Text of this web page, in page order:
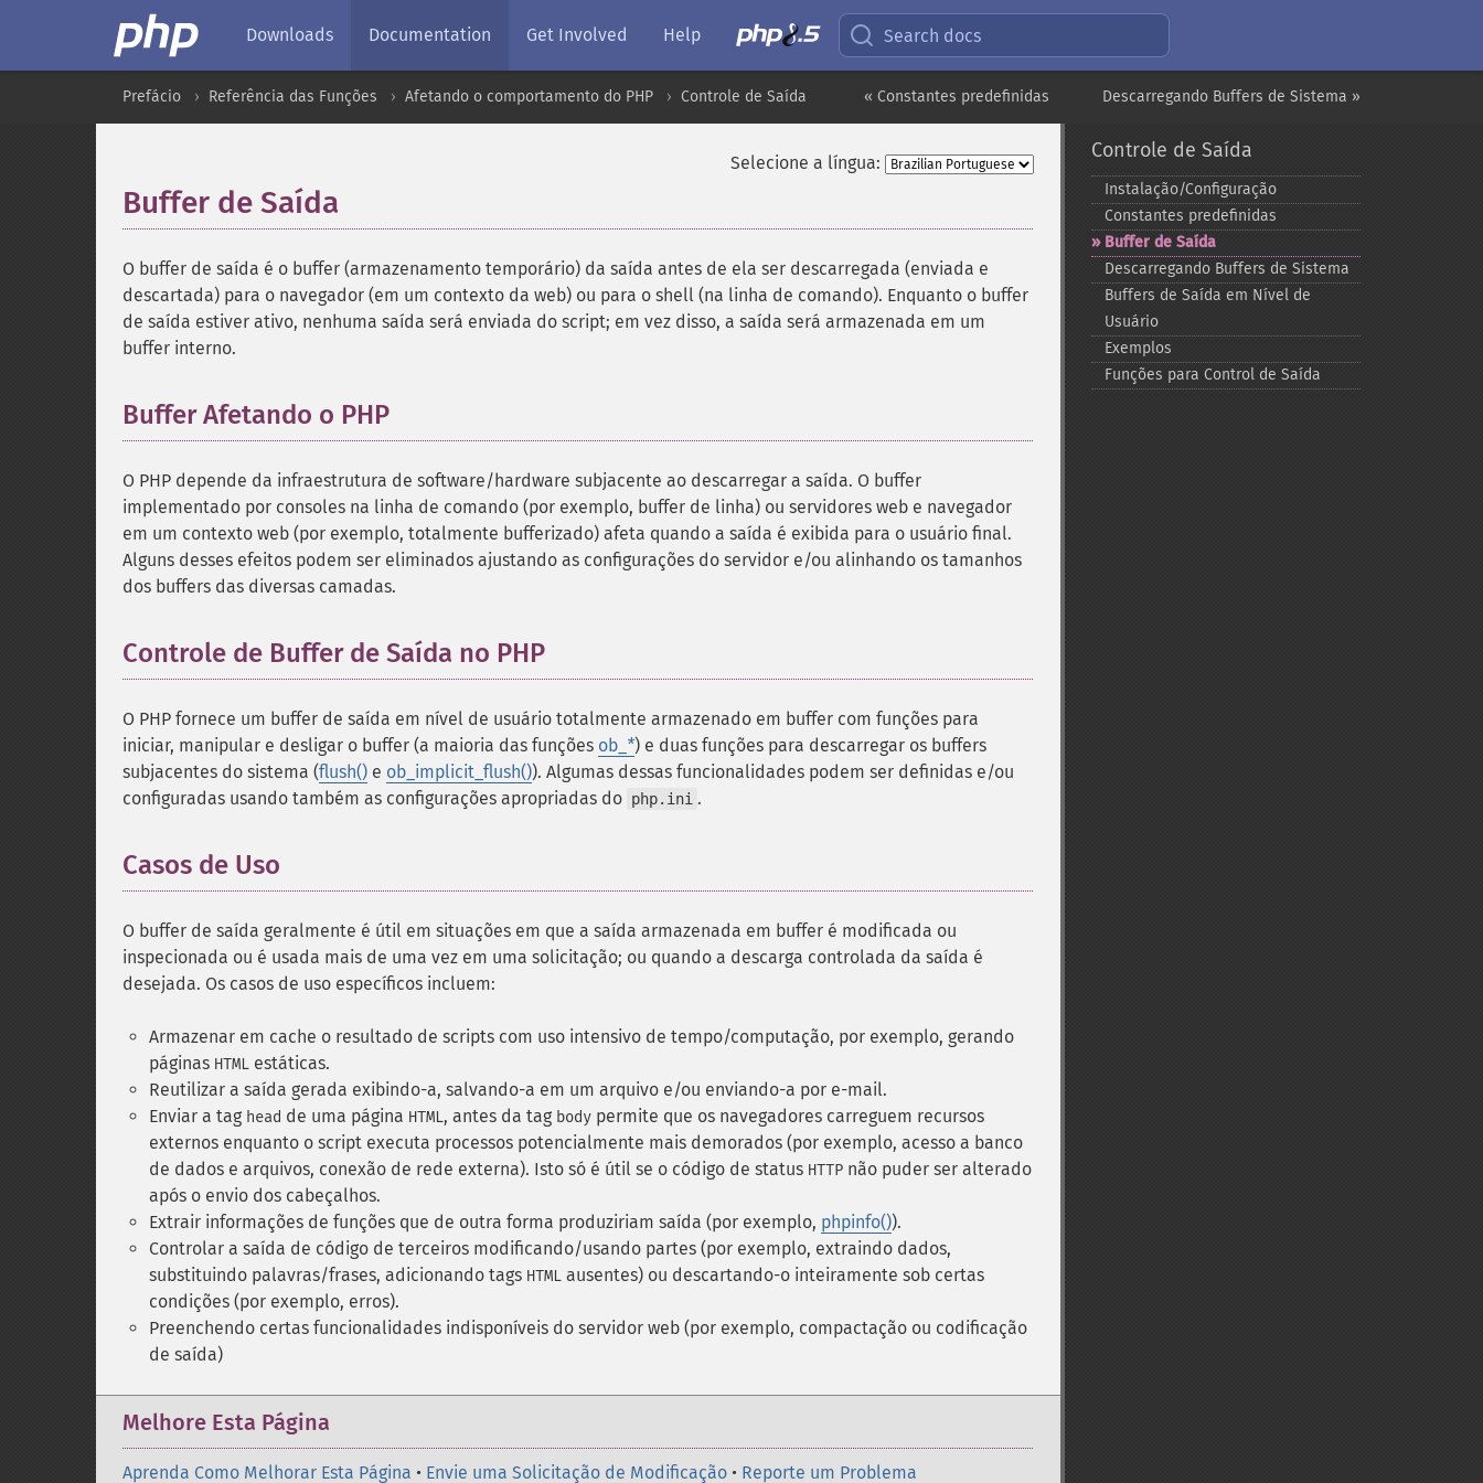
Downloads Documentation Get Involved Help Search docs
Descarregando Buffers de Sistema »
« Constantes predefinidas
Prefácio Referência das Funções Afetando o comportamento do PHP Controle de Saída
Selecione a língua:
Buffer de Saída
O buffer de saída é o buffer (armazenamento temporário) da saída antes de ela ser descarregada (enviada e
descartada) para o navegador (em um contexto da web) ou para o shell (na linha de comando). Enquanto o buffer
de saída estiver ativo, nenhuma saída será enviada do script; em vez disso, a saída será armazenada em um
buffer interno.
Buffer Afetando o PHP
O PHP depende da infraestrutura de software/hardware subjacente ao descarregar a saída. O buffer
implementado por consoles na linha de comando (por exemplo, buffer de linha) ou servidores web e navegador
em um contexto web (por exemplo, totalmente bufferizado) afeta quando a saída é exibida para o usuário final.
Alguns desses efeitos podem ser eliminados ajustando as configurações do servidor e/ou alinhando os tamanhos
dos buffers das diversas camadas.
Controle de Buffer de Saída no PHP
O PHP fornece um buffer de saída em nível de usuário totalmente armazenado em buffer com funções para
iniciar, manipular e desligar o buffer (a maioria das funções ob_ *) e duas funções para descarregar os buffers
subjacentes do sistema (flush() e ob_implicit_flush()). Algumas dessas funcionalidades podem ser definidas e/ou
configuradas usando também as configurações apropriadas do php.ini .
Casos de Uso
O buffer de saída geralmente é útil em situações em que a saída armazenada em buffer é modificada ou
inspecionada ou é usada mais de uma vez em uma solicitação; ou quando a descarga controlada da saída é
desejada. Os casos de uso específicos incluem:
Armazenar em cache o resultado de scripts com uso intensivo de tempo/computação, por exemplo, gerando
páginas HTML estáticas.
Reutilizar a saída gerada exibindo-a, salvando-a em um arquivo e/ou enviando-a por e-mail.
Enviar a tag head de uma página HTML, antes da tag body permite que os navegadores carreguem recursos
externos enquanto o script executa processos potencialmente mais demorados (por exemplo, acesso a banco
de dados e arquivos, conexão de rede externa). Isto só é útil se o código de status HTTP não puder ser alterado
após o envio dos cabeçalhos.
Extrair informações de funções que de outra forma produziriam saída (por exemplo, phpinfo()).
Controlar a saída de código de terceiros modificando/usando partes (por exemplo, extraindo dados,
substituindo palavras/frases, adicionando tags HTML ausentes) ou descartando-o inteiramente sob certas
condições (por exemplo, erros).
Preenchendo certas funcionalidades indisponíveis do servidor web (por exemplo, compactação ou codificação
de saída)
Melhore Esta Página
Aprenda Como Melhorar Esta Página • Envie uma Solicitação de Modificação • Reporte um Problema
Controle de Saída
Instalação/Configuração
Constantes predefinidas
Buffer de Saída
Descarregando Buffers de Sistema
Buffers de Saída em Nível de
Usuário
Exemplos
Funções para Control de Saída